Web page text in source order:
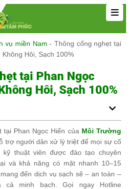
vụ miền Nam - Thông cống nghẹt tại
Hôi, Sạch 100%
tại Phan Ngọc
Hôi, Sạch 100%
tại Phan Ngọc Hiển của Môi Trường
trợ người dân xử lý triệt để mọi sự cố
thuật viên được đào tạo chuyên
và khả năng có mặt nhanh 10–15
đến dịch vụ sạch sẽ – an toàn –
minh bạch. Gọi ngay Hotline